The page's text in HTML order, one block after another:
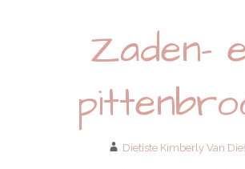
Zaden-
Dietiste Kimberly Van